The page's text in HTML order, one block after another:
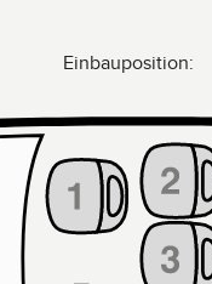
Einbauposition: